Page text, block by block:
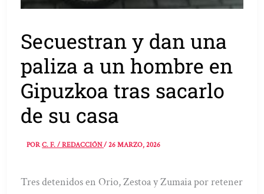
Secuestran y dan una
paliza a un hombre en
Gipuzkoa tras sacarlo
de su casa
PORC. F. / REDACCIÓN/26 MARZO, 2026
Tres detenidos en Orio, Zestoa y Zumaia por retener